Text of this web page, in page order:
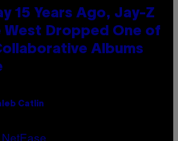
15 Years Ago, Jay-Z
West Dropped One of
Albums
Catlin